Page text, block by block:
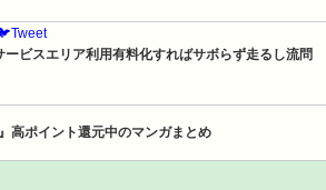
ービスエリア利用有料化すればサボらず走るし流問
高ポイント還元中のマンガまとめ